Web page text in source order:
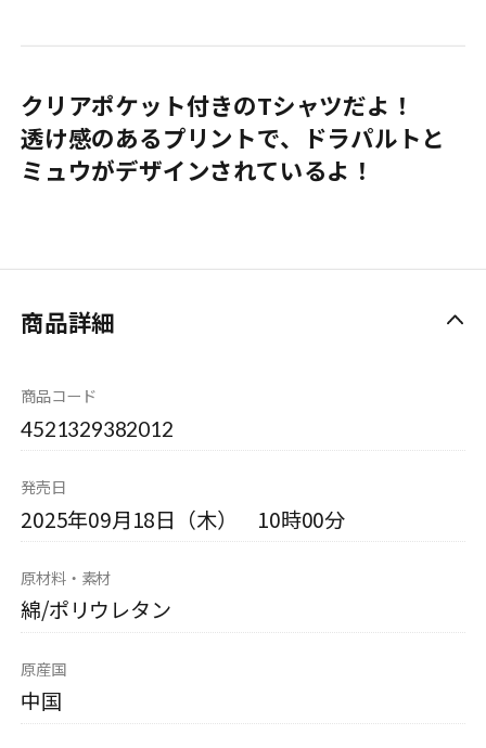
クリアポケット付きのTシャツだよ！
透け感のあるプリントで、ドラパルトと
ミュウがデザインされているよ！
商品詳細
商品コード
4521329382012
発売日
2025年09月18日（木） 10時00分
原材料・素材
綿/ポリウレタン
原産国
中国